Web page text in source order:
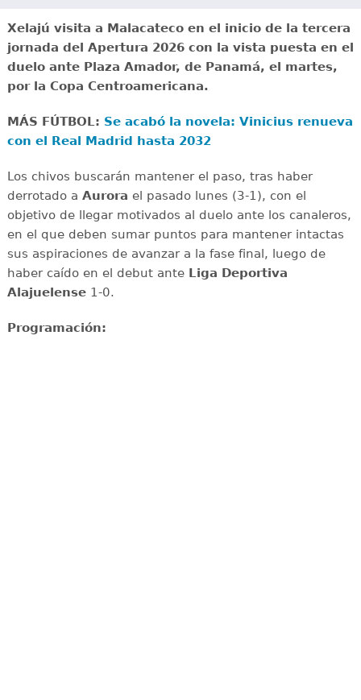
Xelajú visita a Malacateco en el inicio de la tercera
jornada del Apertura 2026 con la vista puesta en el
duelo ante Plaza Amador, de Panamá, el martes,
por la Copa Centroamericana.
MÁS FÚTBOL: Se acabó la novela: Vinicius renueva
con el Real Madrid hasta 2032
Los chivos buscarán mantener el paso, tras haber
derrotado a Aurora el pasado lunes (3-1), con el
objetivo de llegar motivados al duelo ante los canaleros,
en el que deben sumar puntos para mantener intactas
sus aspiraciones de avanzar a la fase final, luego de
haber caído en el debut ante Liga Deportiva
Alajuelense1-0.
Programación: